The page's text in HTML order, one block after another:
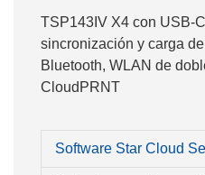
TSP143IV X4 con USB-
sincronización y carga
Bluetooth, WLAN de
CloudPRNT
Software Star Cloud